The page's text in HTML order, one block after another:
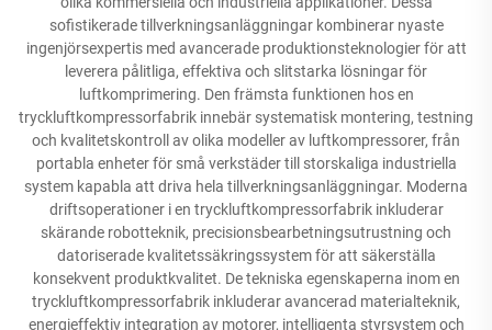
sofistikerade tillverkningsanläggningar kombinerar nyaste
ingenjörsexpertis med avancerade produktionsteknologier för att
leverera pålitliga, effektiva och slitstarka lösningar för
luftkomprimering. Den främsta funktionen hos en
tryckluftkompressorfabrik innebär systematisk montering, testning
och kvalitetskontroll av olika modeller av luftkompressorer, från
portabla enheter för små verkstäder till storskaliga industriella
system kapabla att driva hela tillverkningsanläggningar. Moderna
driftsoperationer i en tryckluftkompressorfabrik inkluderar
skärande robotteknik, precisionsbearbetningsutrustning och
datoriserade kvalitetssäkringssystem för att säkerställa
konsekvent produktkvalitet. De tekniska egenskaperna inom en
tryckluftkompressorfabrik inkluderar avancerad materialteknik,
energieffektiv integration av motorer, intelligenta styrsystem och